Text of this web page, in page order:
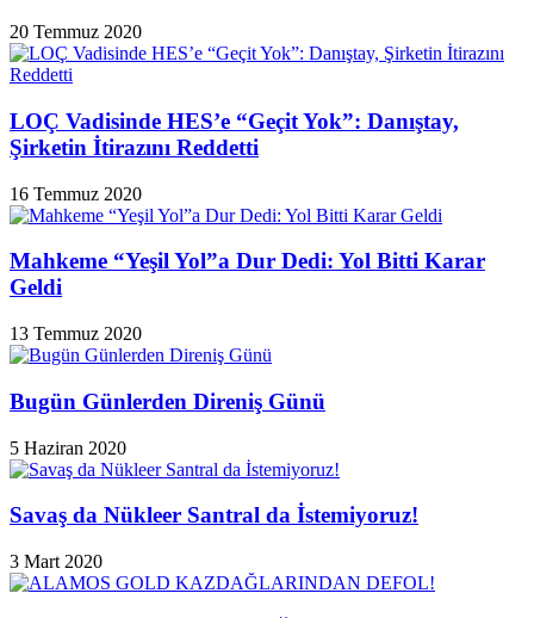
20 Temmuz 2020
LOÇ Vadisinde HES’e “Geçit Yok”: Danıştay,
Şirketin İtirazını Reddetti
16 Temmuz 2020
Mahkeme “Yeşil Yol”a Dur Dedi: Yol Bitti Karar
Geldi
13 Temmuz 2020
Bugün Günlerden Direniş Günü
5 Haziran 2020
Savaş da Nükleer Santral da İstemiyoruz!
3 Mart 2020